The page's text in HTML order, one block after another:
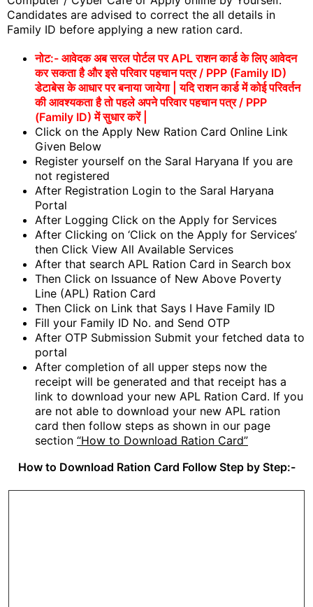
Candidates are advised to correct the all details in
Family ID before applying a new ration card.
नोट:- आवेदक अब सरल पोर्टल पर APL राशन कार्ड के लिए आवेदन
कर सकता है और इसे परिवार पहचान पत्र / PPP (Family ID)
डेटाबेस के आधार पर बनाया जायेगा | यदि राशन कार्ड में कोई परिवर्तन
की आवश्यकता है तो पहले अपने परिवार पहचान पत्र / PPP
(Family ID) में सुधार करें |
Click on the Apply New Ration Card Online Link
Given Below
Register yourself on the Saral Haryana If you are
not registered
After Registration Login to the Saral Haryana
Portal
After Logging Click on the Apply for Services
After Clicking on ‘Click on the Apply for Services’
then Click View All Available Services
After that search APL Ration Card in Search box
Then Click on Issuance of New Above Poverty
Line (APL) Ration Card
Then Click on Link that Says I Have Family ID
Fill your Family ID No. and Send OTP
After OTP Submission Submit your fetched data to
portal
After completion of all upper steps now the
receipt will be generated and that receipt has a
link to download your new APL Ration Card. If you
are not able to download your new APL ration
card then follow steps as shown in our page
section “How to Download Ration Card”
How to Download Ration Card Follow Step by Step:-